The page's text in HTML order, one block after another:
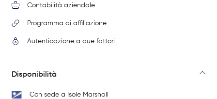
Contabilità aziendale
Programma di affiliazione
Autenticazione a due fattori
Disponibilità
Con sede a Isole Marshall